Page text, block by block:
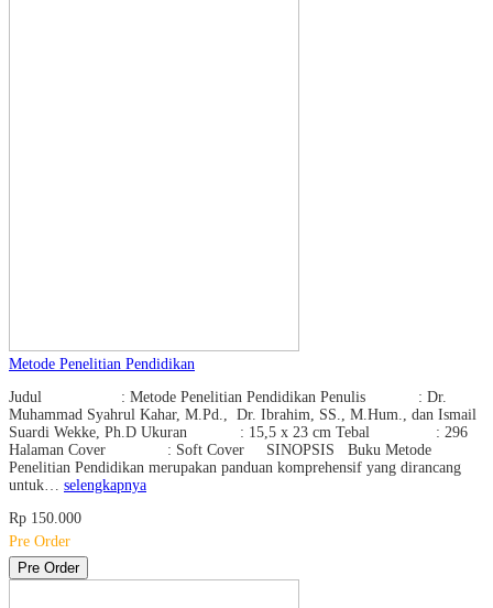
Metode Penelitian Pendidikan
Judul : Metode Penelitian Pendidikan Penulis : Dr.
Muhammad Syahrul Kahar, M.Pd., Dr. Ibrahim, SS., M.Hum., dan Ismail
Suardi Wekke, Ph.D Ukuran : 15,5 x 23 cm Tebal : 296
Halaman Cover : Soft Cover SINOPSIS Buku Metode
Penelitian Pendidikan merupakan panduan komprehensif yang dirancang
untuk… selengkapnya
Rp 150.000
Pre Order
Pre Order